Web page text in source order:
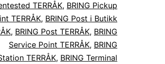
TERRÅK, BRING Pickup
TERRÅK, BRING Post i Butikk
, BRING Post TERRÅK, BRING
Service Point TERRÅK, BRING
TERRÅK, BRING Terminal